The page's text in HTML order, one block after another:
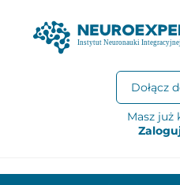
Dołącz
Masz już